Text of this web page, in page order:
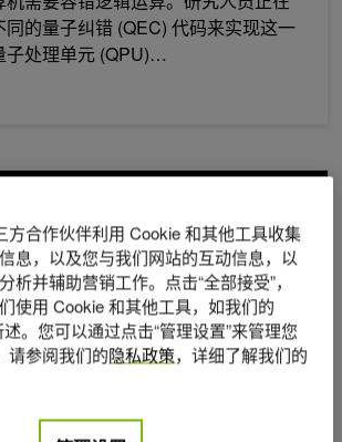
的量子纠错 (QEC) 代码来实现这一
子处理单元 (QPU)…
学的 GPU 主动通信实用指南
方合作伙伴利用 Cookie 和其他工具收集
息，以及您与我们网站的互动信息，以
析并辅助营销工作。点击“全部接受”，
使用 Cookie 和其他工具，如我们的
述。您可以通过点击“管理设置”来管理您
请参阅我们的隐私政策，详细了解我们的